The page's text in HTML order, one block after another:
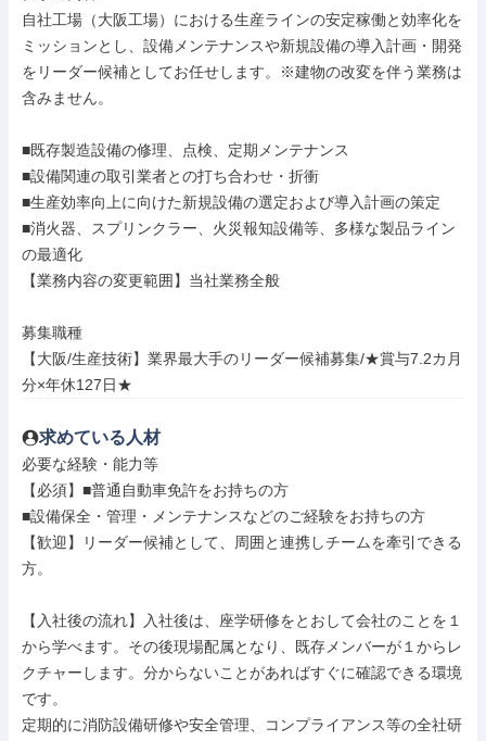
自社工場（大阪工場）における生産ラインの安定稼働と効率化を
ミッションとし、設備メンテナンスや新規設備の導入計画・開発
をリーダー候補としてお任せします。※建物の改変を伴う業務は
含みません。
■既存製造設備の修理、点検、定期メンテナンス
■設備関連の取引業者との打ち合わせ・折衝
■生産効率向上に向けた新規設備の選定および導入計画の策定
■消火器、スプリンクラー、火災報知設備等、多様な製品ライン
の最適化
【業務内容の変更範囲】当社業務全般
募集職種
【大阪/生産技術】業界最大手のリーダー候補募集/★賞与7.2カ月
分×年休127日★
求めている人材
必要な経験・能力等
【必須】■普通自動車免許をお持ちの方
■設備保全・管理・メンテナンスなどのご経験をお持ちの方
【歓迎】リーダー候補として、周囲と連携しチームを牽引できる
方。
【入社後の流れ】入社後は、座学研修をとおして会社のことを１
から学べます。その後現場配属となり、既存メンバーが１からレ
クチャーします。分からないことがあればすぐに確認できる環境
です。
定期的に消防設備研修や安全管理、コンプライアンス等の全社研